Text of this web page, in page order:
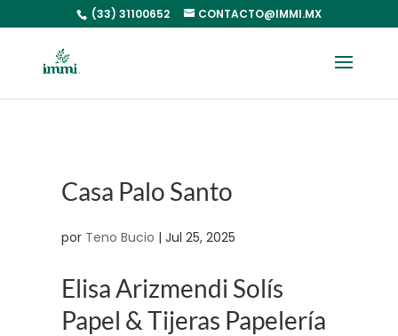
(33) 31100652 CONTACTO@IMMI.MX
Casa Palo Santo
por Teno Bucio | Jul 25, 2025
Elisa Arizmendi Solís
Papel & Tijeras Papelería